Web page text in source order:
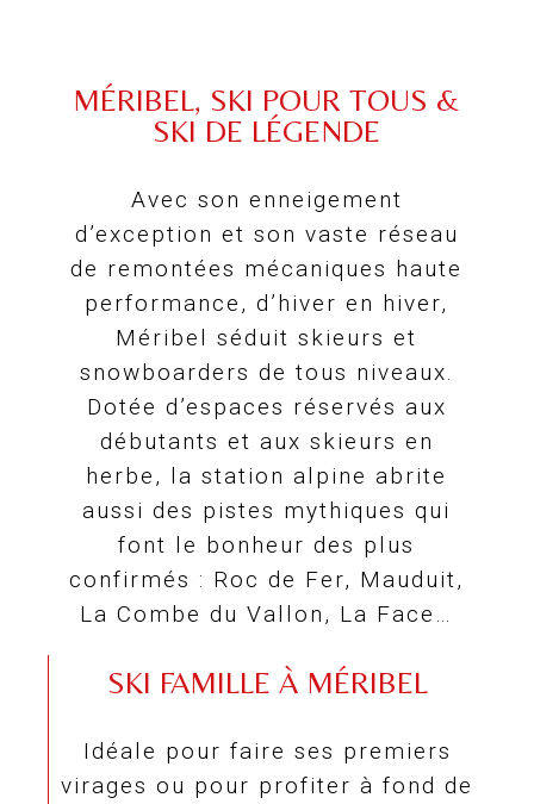
MÉRIBEL, SKI POUR TOUS &
SKI DE LÉGENDE
Avec son enneigement
d’exception et son vaste réseau
de remontées mécaniques haute
performance, d’hiver en hiver,
Méribel séduit skieurs et
snowboarders de tous niveaux.
Dotée d’espaces réservés aux
débutants et aux skieurs en
herbe, la station alpine abrite
aussi des pistes mythiques qui
font le bonheur des plus
confirmés : Roc de Fer, Mauduit,
La Combe du Vallon, La Face…
SKI FAMILLE À MÉRIBEL
Idéale pour faire ses premiers
virages ou pour profiter à fond de